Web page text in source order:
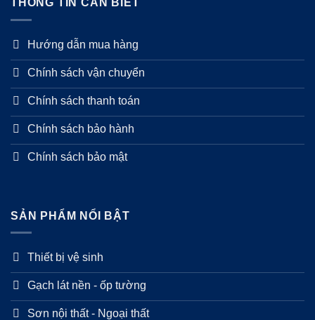
THÔNG TIN CẦN BIẾT
Hướng dẫn mua hàng
Chính sách vận chuyển
Chính sách thanh toán
Chính sách bảo hành
Chính sách bảo mật
SẢN PHẨM NỔI BẬT
Thiết bị vệ sinh
Gạch lát nền - ốp tường
Sơn nội thất - Ngoại thất